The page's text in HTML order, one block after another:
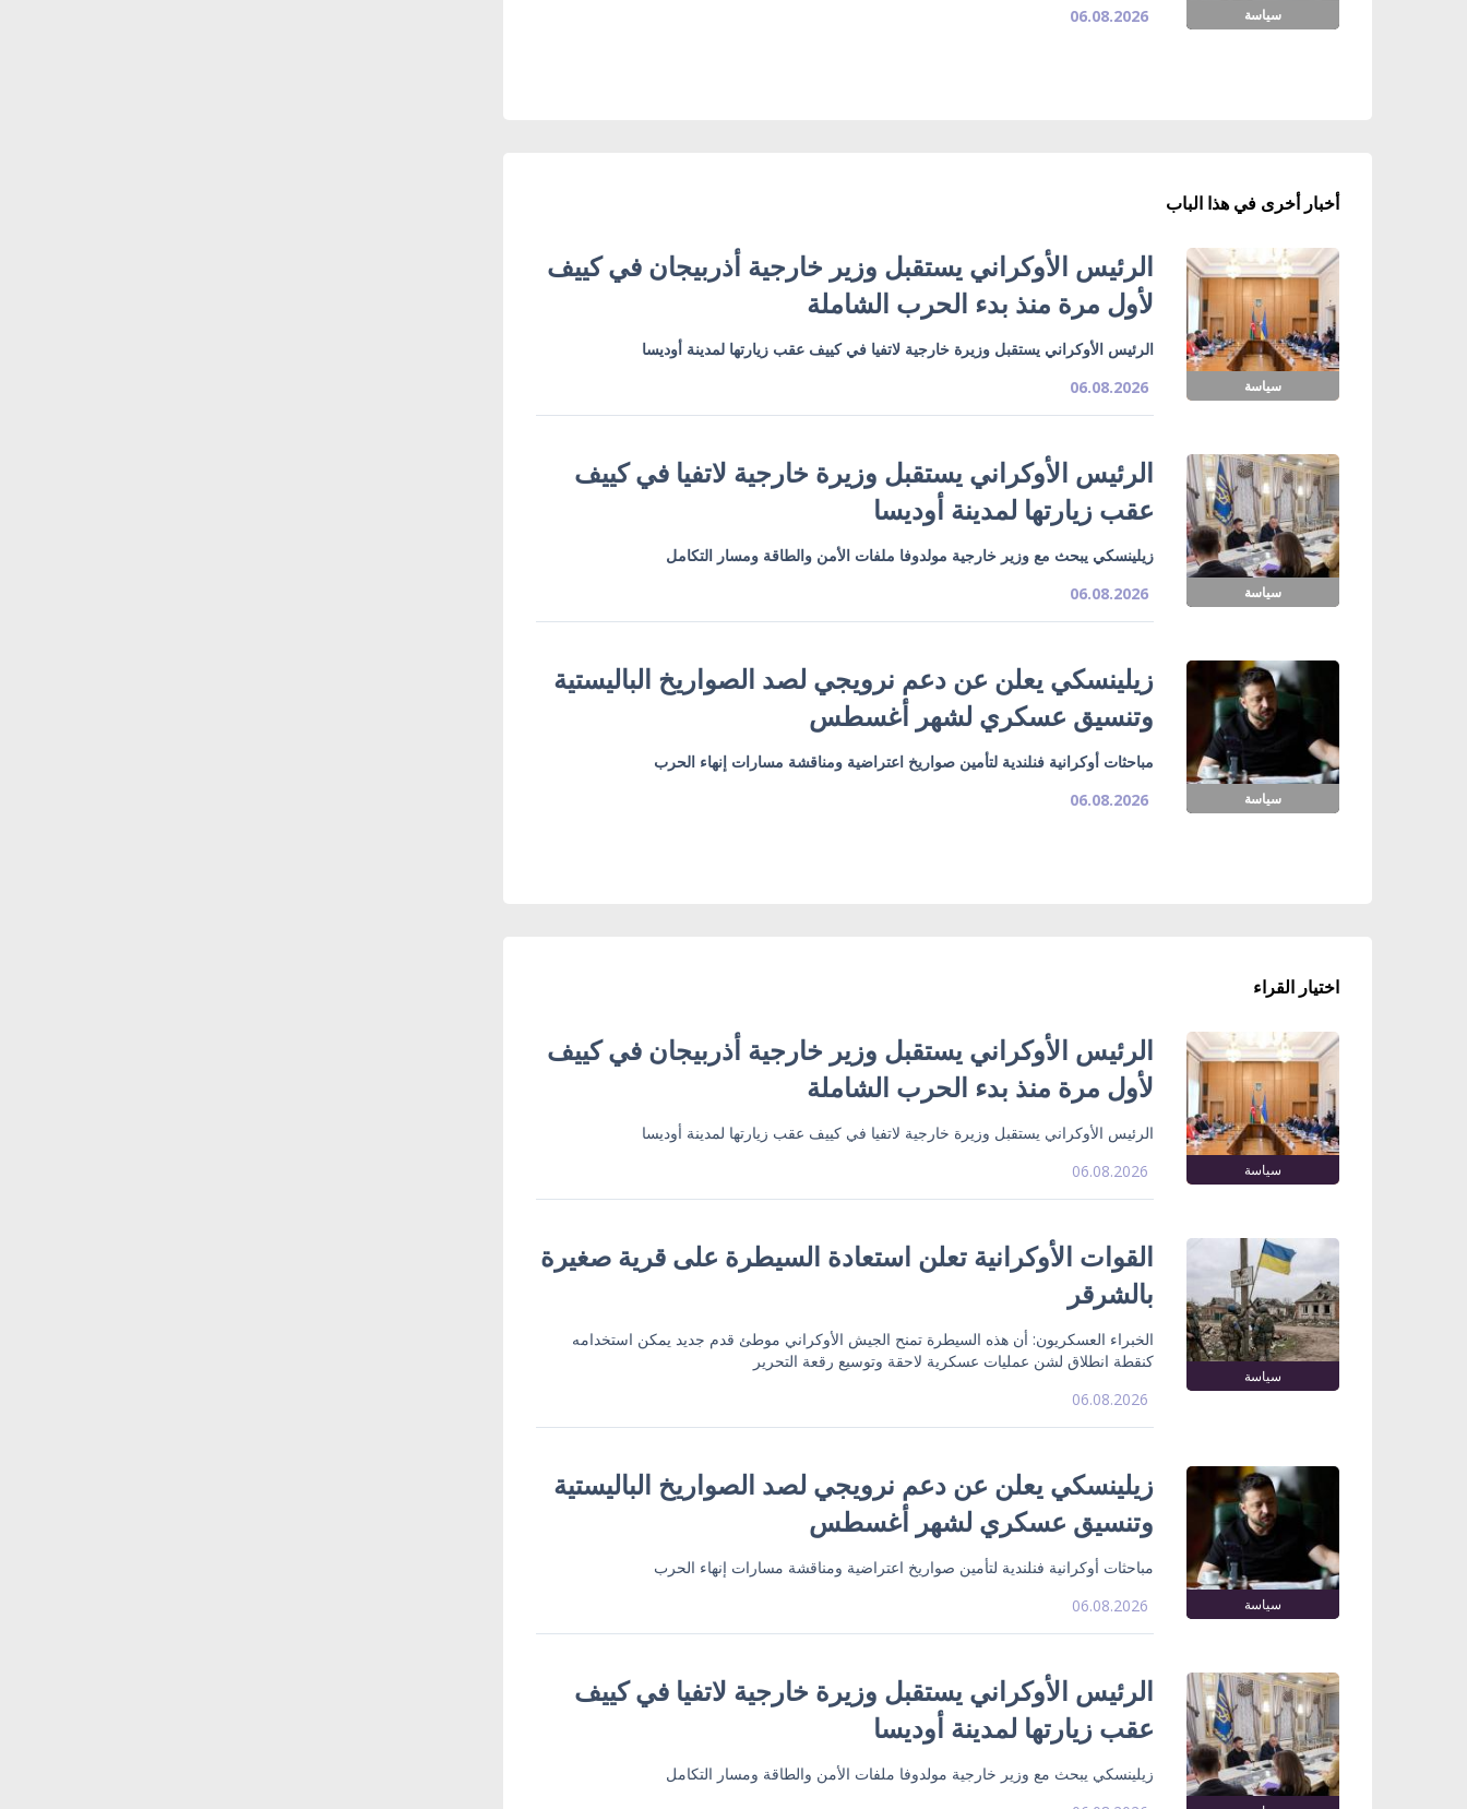
سياسة
06.08.2026
أخبار أخرى في هذا الباب
سياسة
الرئيس الأوكراني يستقبل وزير خارجية أذربيجان في كييف
لأول مرة منذ بدء الحرب الشاملة
الرئيس الأوكراني يستقبل وزيرة خارجية لاتفيا في كييف عقب زيارتها لمدينة أوديسا
06.08.2026
سياسة
الرئيس الأوكراني يستقبل وزيرة خارجية لاتفيا في كييف
عقب زيارتها لمدينة أوديسا
زيلينسكي يبحث مع وزير خارجية مولدوفا ملفات الأمن والطاقة ومسار التكامل
06.08.2026
سياسة
زيلينسكي يعلن عن دعم نرويجي لصد الصواريخ الباليستية
وتنسيق عسكري لشهر أغسطس
مباحثات أوكرانية فنلندية لتأمين صواريخ اعتراضية ومناقشة مسارات إنهاء الحرب
06.08.2026
اختيار القراء
سياسة
الرئيس الأوكراني يستقبل وزير خارجية أذربيجان في كييف
لأول مرة منذ بدء الحرب الشاملة
الرئيس الأوكراني يستقبل وزيرة خارجية لاتفيا في كييف عقب زيارتها لمدينة أوديسا
06.08.2026
سياسة
القوات الأوكرانية تعلن استعادة السيطرة على قرية صغيرة
بالشرقر
الخبراء العسكريون: أن هذه السيطرة تمنح الجيش الأوكراني موطئ قدم جديد يمكن استخدامه
كنقطة انطلاق لشن عمليات عسكرية لاحقة وتوسيع رقعة التحرير
06.08.2026
سياسة
زيلينسكي يعلن عن دعم نرويجي لصد الصواريخ الباليستية
وتنسيق عسكري لشهر أغسطس
مباحثات أوكرانية فنلندية لتأمين صواريخ اعتراضية ومناقشة مسارات إنهاء الحرب
06.08.2026
الرئيس الأوكراني يستقبل وزيرة خارجية لاتفيا في كييف
عقب زيارتها لمدينة أوديسا
زيلينسكي يبحث مع وزير خارجية مولدوفا ملفات الأمن والطاقة ومسار التكامل